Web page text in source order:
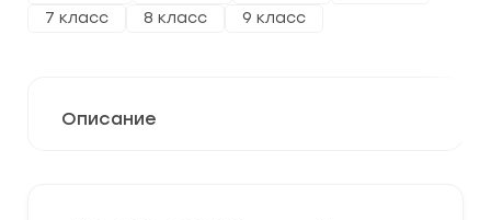
7 класс
8 класс 9 класс
Описание